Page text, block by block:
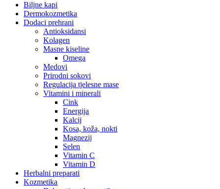
Biljne kapi
Dermokozmetika
Dodaci prehrani
Antioksidansi
Kolagen
Masne kiseline
Omega
Medovi
Prirodni sokovi
Regulacija tjelesne mase
Vitamini i minerali
Cink
Energija
Kalcij
Kosa, koža, nokti
Magnezij
Selen
Vitamin C
Vitamin D
Herbalni preparati
Kozmetika